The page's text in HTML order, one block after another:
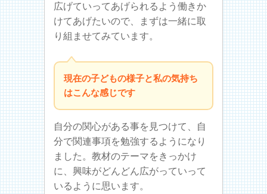
広げていってあげられるよう働きか
けてあげたいので、まずは一緒に取
り組ませてみています。
現在の子どもの様子と私の気持ち
はこんな感じです
自分の関心がある事を見つけて、自
分で関連事項を勉強するようになり
ました。教材のテーマをきっかけ
に、興味がどんどん広がっていって
いるように思います。